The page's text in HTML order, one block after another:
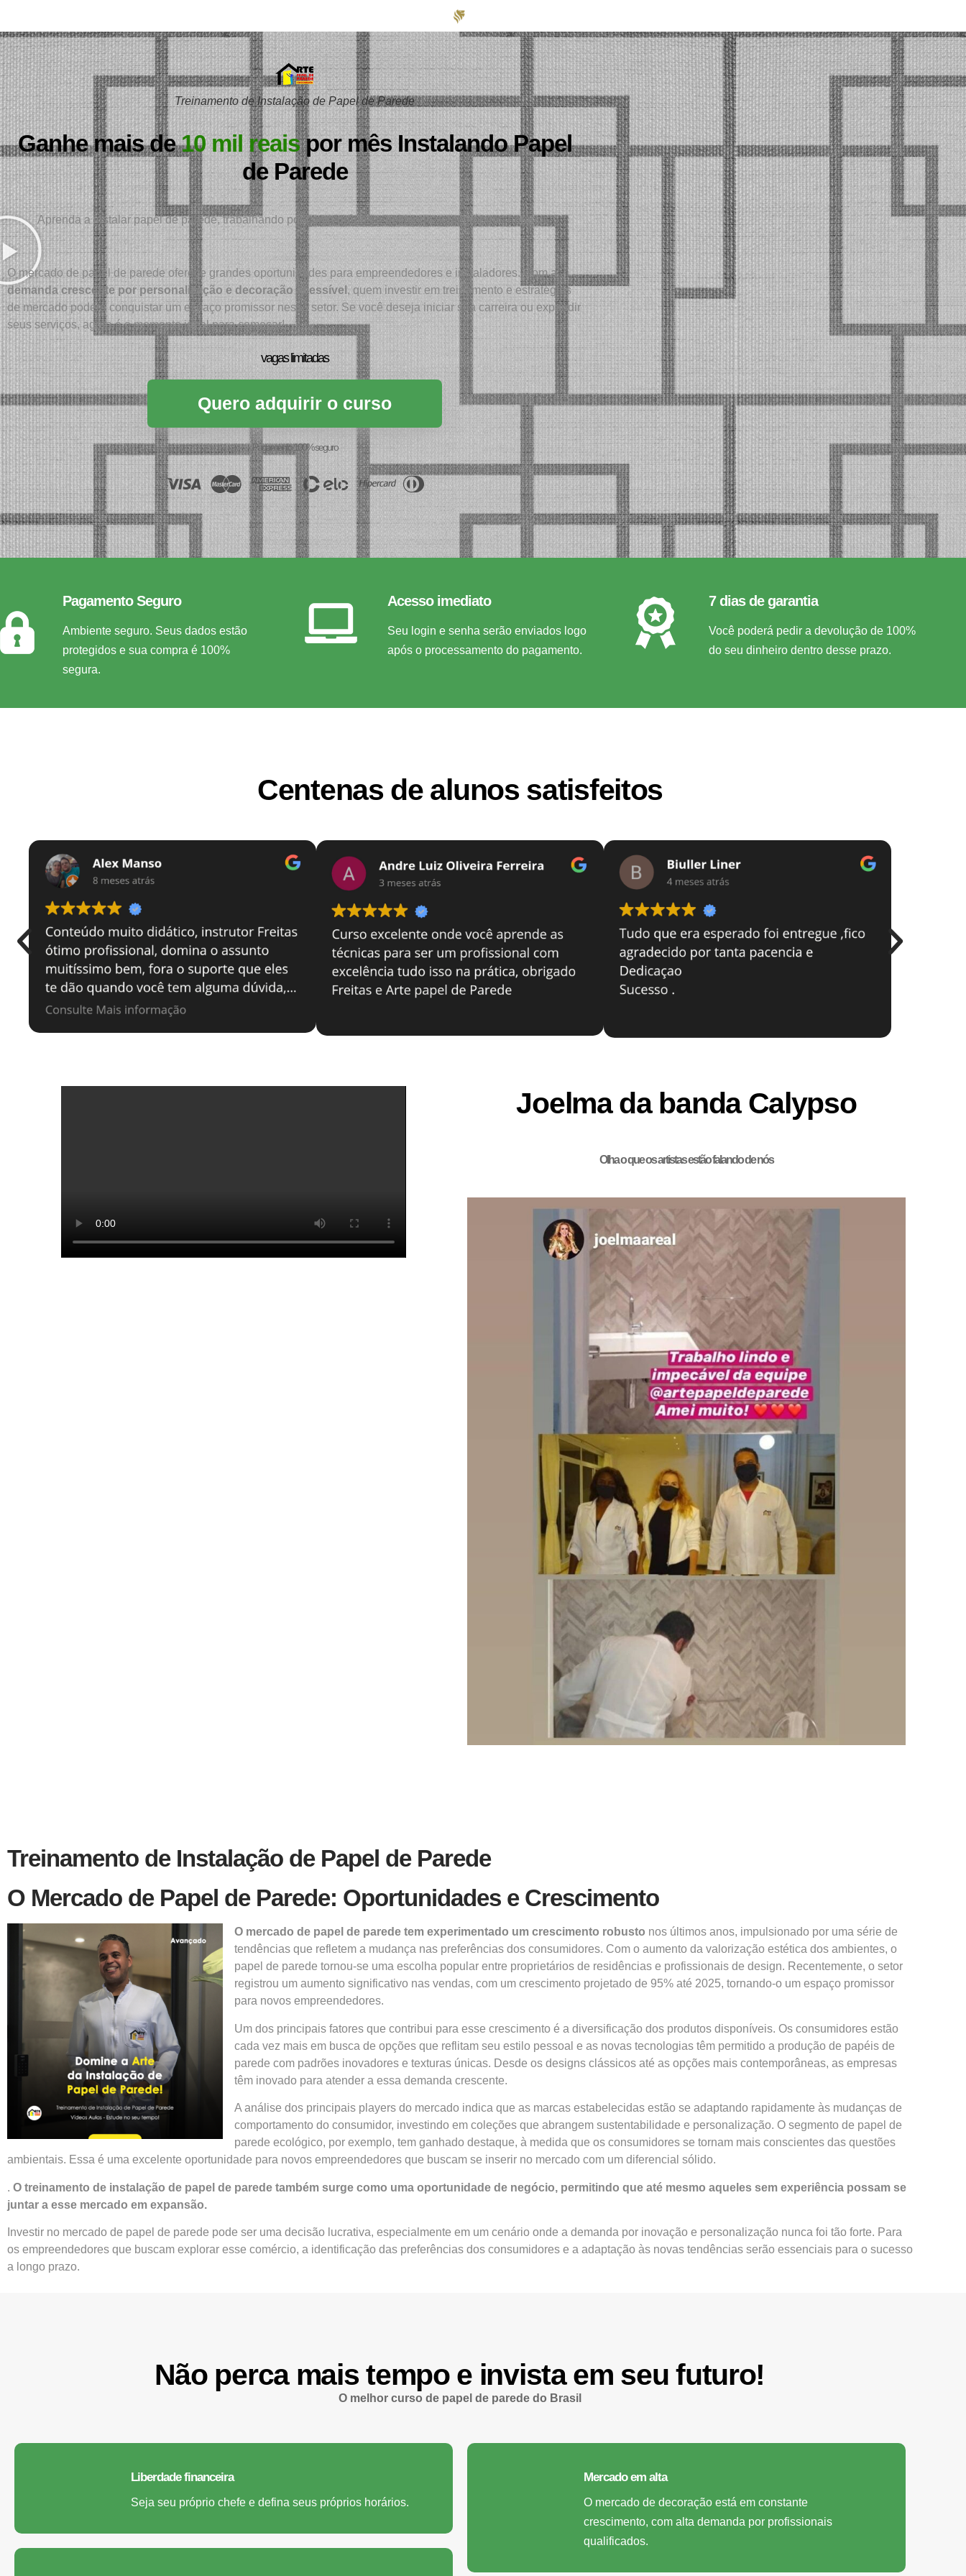
Treinamento de Instalação de Papel de Parede
Ganhe mais de10 mil reais por mês Instalando Papel
de Parede
Aprenda a instalar papel de parede, trabalhando por conta própria e definindo seus próprios horários.
O mercado de papel de parede oferece grandes oportunidades para empreendedores e instaladores. Com a
demanda crescente por personalização e decoração acessível , quem investir em treinamento e estratégias
de mercado poderá conquistar um espaço promissor nesse setor. Se você deseja iniciar sua carreira ou expandir
seus serviços, agora é o momento ideal para começar!
vagas limitadas
Quero adquirir o curso
Pagamento 100% seguro
Pagamento Seguro
Ambiente seguro. Seus dados estão
protegidos e sua compra é 100%
segura.
Acesso imediato
Seu login e senha serão enviados logo
após o processamento do pagamento.
7 dias de garantia
Você poderá pedir a devolução de 100%
do seu dinheiro dentro desse prazo.
Centenas de alunos satisfeitos
Joelma da banda Calypso
Olha o que os artistas estão falando de nós
Treinamento de Instalação de Papel de Parede
O Mercado de Papel de Parede: Oportunidades e Crescimento
O mercado de papel de parede tem experimentado um crescimento robusto nos últimos anos, impulsionado por uma série de
tendências que refletem a mudança nas preferências dos consumidores. Com o aumento da valorização estética dos ambientes, o
papel de parede tornou-se uma escolha popular entre proprietários de residências e profissionais de design. Recentemente, o setor
registrou um aumento significativo nas vendas, com um crescimento projetado de 95% até 2025, tornando-o um espaço promissor
para novos empreendedores.
Um dos principais fatores que contribui para esse crescimento é a diversificação dos produtos disponíveis. Os consumidores estão
cada vez mais em busca de opções que reflitam seu estilo pessoal e as novas tecnologias têm permitido a produção de papéis de
parede com padrões inovadores e texturas únicas. Desde os designs clássicos até as opções mais contemporâneas, as empresas
têm inovado para atender a essa demanda crescente.
A análise dos principais players do mercado indica que as marcas estabelecidas estão se adaptando rapidamente às mudanças de
comportamento do consumidor, investindo em coleções que abrangem sustentabilidade e personalização. O segmento de papel de
parede ecológico, por exemplo, tem ganhado destaque, à medida que os consumidores se tornam mais conscientes das questões
ambientais. Essa é uma excelente oportunidade para novos empreendedores que buscam se inserir no mercado com um diferencial sólido.
. O treinamento de instalação de papel de parede também surge como uma oportunidade de negócio, permitindo que até mesmo aqueles sem experiência possam se
juntar a esse mercado em expansão.
Investir no mercado de papel de parede pode ser uma decisão lucrativa, especialmente em um cenário onde a demanda por inovação e personalização nunca foi tão forte. Para
os empreendedores que buscam explorar esse comércio, a identificação das preferências dos consumidores e a adaptação às novas tendências serão essenciais para o sucesso
a longo prazo.
Não perca mais tempo e invista em seu futuro!
O melhor curso de papel de parede do Brasil
Liberdade financeira
Seja seu próprio chefe e defina seus próprios horários.
Mercado em alta
O mercado de decoração está em constante
crescimento, com alta demanda por profissionais
qualificados.